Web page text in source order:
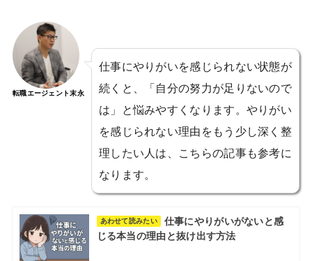
転職エージェント末永
仕事にやりがいを感じられない状態が
続くと、「自分の努力が足りないので
は」と悩みやすくなります。やりがい
を感じられない理由をもう少し深く整
理したい人は、こちらの記事も参考に
なります。
あわせて読みたい
仕事にやりがいがないと感
じる本当の理由と抜け出す方法